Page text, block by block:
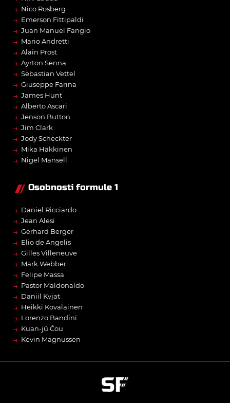
→ Nico Rosberg
→ Emerson Fittipaldi
→ Juan Manuel Fangio
→ Mario Andretti
→ Alain Prost
→ Ayrton Senna
→ Sebastian Vettel
→ Giuseppe Farina
→ James Hunt
→ Alberto Ascari
→ Jenson Button
→ Jim Clark
→ Jody Scheckter
→ Mika Häkkinen
→ Nigel Mansell
Osobnosti formule 1
→ Daniel Ricciardo
→ Jean Alesi
→ Gerhard Berger
→ Elio de Angelis
→ Gilles Villeneuve
→ Mark Webber
→ Felipe Massa
→ Pastor Maldonaldo
→ Daniil Kvjat
→ Heikki Kovalainen
→ Lorenzo Bandini
→ Kuan-jü Čou
→ Kevin Magnussen